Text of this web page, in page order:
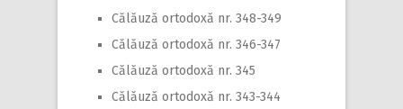
Călăuză ortodoxă nr. 348-349
Călăuză ortodoxă nr. 346-347
Călăuză ortodoxă nr. 345
Călăuză ortodoxă nr. 343-344